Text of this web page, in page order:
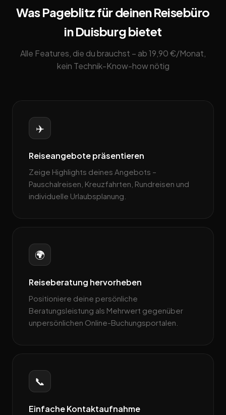
Was Pageblitz für deinen Reisebüro
in Duisburg bietet
Alle Features, die du brauchst – ab 19,90 €/Monat,
kein Technik-Know-how nötig
✈️
Reiseangebote präsentieren
Zeige Highlights deines Angebots –
Pauschalreisen, Kreuzfahrten, Rundreisen und
individuelle Urlaubsplanung.
🌍
Reiseberatung hervorheben
Positioniere deine persönliche
Beratungsleistung als Mehrwert gegenüber
unpersönlichen Online-Buchungsportalen.
📞
Einfache Kontaktaufnahme